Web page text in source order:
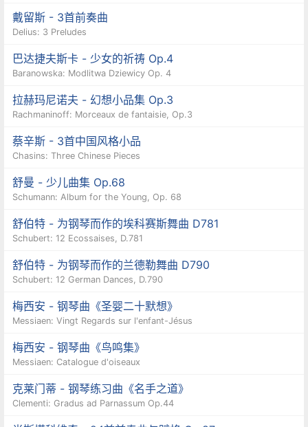
戴留斯 - 3首前奏曲
Delius: 3 Preludes
巴达捷夫斯卡 - 少女的祈祷 Op.4
Baranowska: Modlitwa Dziewicy Op. 4
拉赫玛尼诺夫 - 幻想小品集 Op.3
Rachmaninoff: Morceaux de fantaisie, Op.3
蔡辛斯 - 3首中国风格小品
Chasins: Three Chinese Pieces
舒曼 - 少儿曲集 Op.68
Schumann: Album for the Young, Op. 68
舒伯特 - 为钢琴而作的埃科赛斯舞曲 D781
Schubert: 12 Ecossaises, D.781
舒伯特 - 为钢琴而作的兰德勒舞曲 D790
Schubert: 12 German Dances, D.790
梅西安 - 钢琴曲《圣婴二十默想》
Messiaen: Vingt Regards sur l'enfant-Jésus
梅西安 - 钢琴曲《鸟鸣集》
Messiaen: Catalogue d'oiseaux
克莱门蒂 - 钢琴练习曲《名手之道》
Clementi: Gradus ad Parnassum Op.44